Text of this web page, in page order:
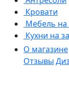
Кровати
Мебель на
Кухни на
О магазине
Отзывы